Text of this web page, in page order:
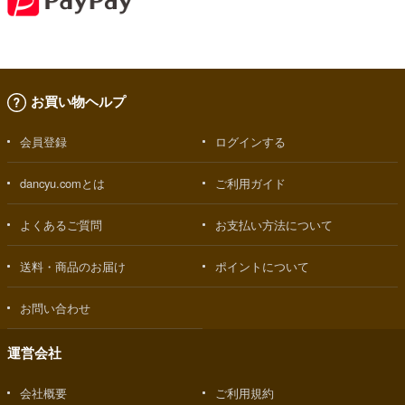
お買い物ヘルプ
会員登録 ログインする
dancyu.comとは ご利用ガイド
よくあるご質問 お支払い方法について
送料・商品のお届け ポイントについて
お問い合わせ
運営会社
会社概要 ご利用規約